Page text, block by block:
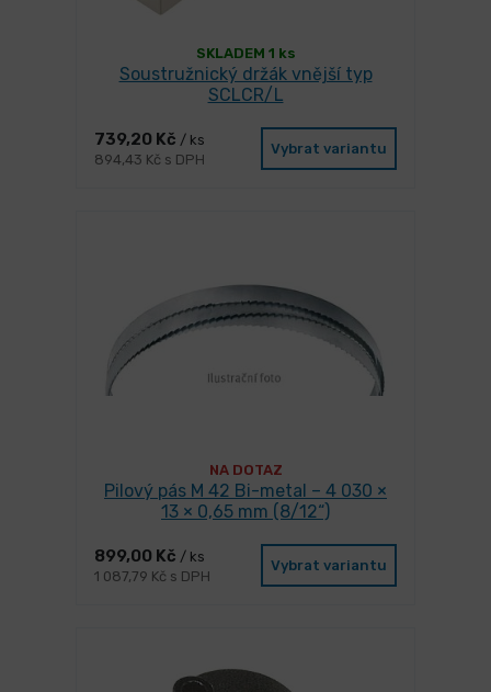
SKLADEM 1 ks
Soustružnický držák vnější typ
SCLCR/L
739,20 Kč / ks
894,43 Kč s DPH
Vybrat variantu
NA DOTAZ
Pilový pás M 42 Bi-metal – 4 030 ×
13 × 0,65 mm (8/12“)
899,00 Kč / ks
1 087,79 Kč s DPH
Vybrat variantu